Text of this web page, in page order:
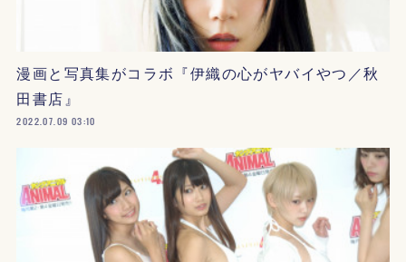
漫画と写真集がコラボ『伊織の心がヤバイやつ／秋
田書店』
2022.07.09 03:10